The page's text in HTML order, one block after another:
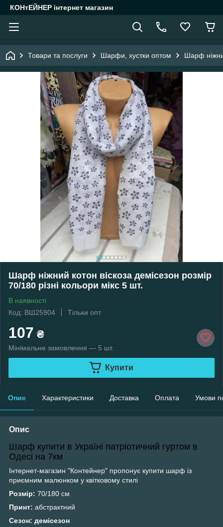
КОНтЕЙНЕР інтернет магазин
Товари та послуги Шарфи, хустки оптом Шарф
Шарф ніжний котон віскоза демісезон розмір
70/180 різні кольори мікс 5 шт.
В наявності
Код: ВШ25904
Тільки опт
107 ₴
Мінімальне замовлення — 5 шт.
Купити
Опис Характеристики Доставка Оплата Умови
Опис
Шарф купити в Україні патріотичний гуртом в
Одесі на 7км
Інтернет-магазин "Контейнер" пропонує купити шарф із
приємним малюнком у квітковому стилі
Розмір: 70/180 см
Принт: абстрактний
Сезон: демісезон